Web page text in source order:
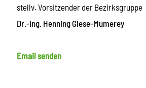
stellv. Vorsitzender der Bezirksgruppe
Dr.-Ing. Henning Giese-Mumerey
Email senden